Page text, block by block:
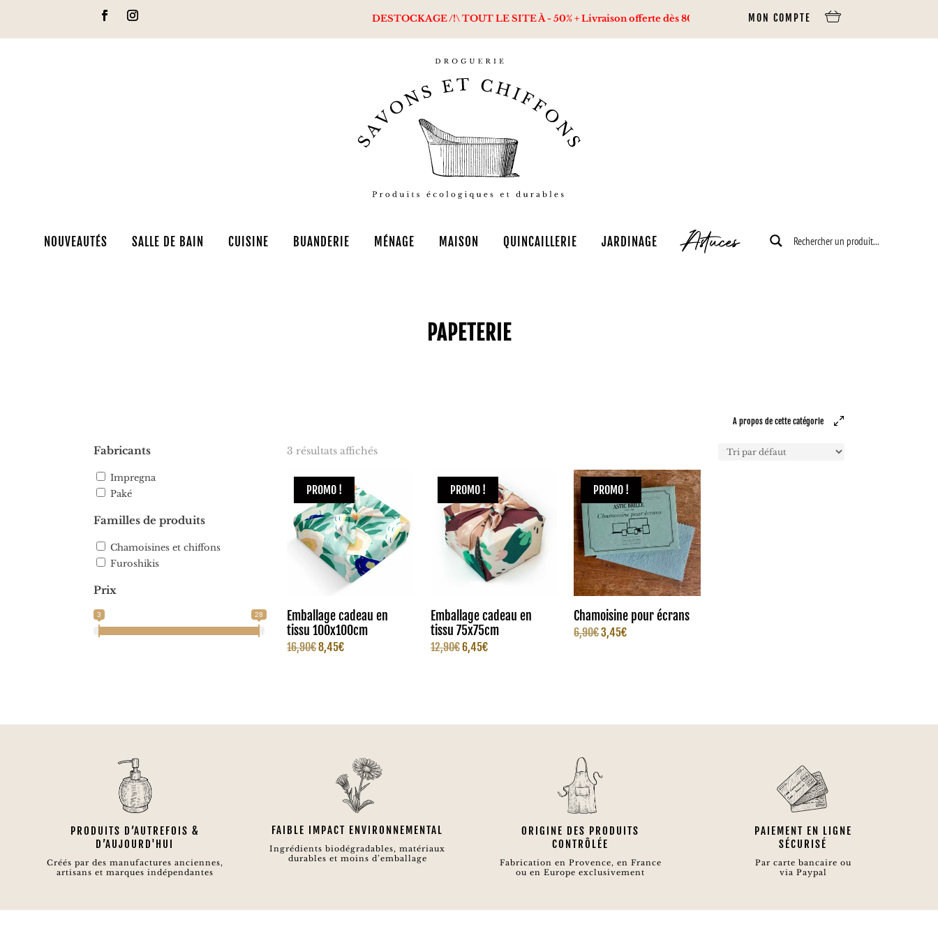
DESTOCKAGE /!\ TOUT LE SITE À - 50% + Livraison offerte dès 80€ d’achats via Mondial Relay, 100€ via Colissimo.
MON COMPTE
NOUVEAUTÉS SALLE DE BAIN CUISINE BUANDERIE MÉNAGE MAISON QUINCAILLERIE JARDINAGE Astuces
PAPETERIE
A propos de cette catégorie
Fabricants
Impregna
Paké
Familles de produits
Chamoisines et chiffons
Furoshikis
Prix
3 28
3 résultats affichés
PROMO !
Emballage cadeau en
tissu 100x100cm
16,90€Le
8,45€Le
PROMO !
Emballage cadeau en
tissu 75x75cm
12,90€Le
6,45€Le
PROMO !
Chamoisine pour écrans
6,90€Le
3,45€Le
PRODUITS D’AUTREFOIS &
D’AUJOURD'HUI
Créés par des manufactures anciennes,
artisans et marques indépendantes
FAIBLE IMPACT ENVIRONNEMENTAL
Ingrédients biodégradables, matériaux
durables et moins d’emballage
ORIGINE DES PRODUITS
CONTRÔLÉE
Fabrication en Provence, en France
ou en Europe exclusivement
PAIEMENT EN LIGNE
SÉCURISÉ
Par carte bancaire ou
via Paypal